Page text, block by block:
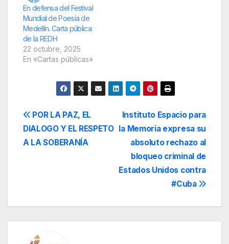
En defensa del Festival
Mundial de Poesía de
Medellín. Carta pública
de la REDH
22 octubre, 2025
En «Cartas públicas»
Navegación
de
Instituto Espacio para
la Memoria expresa su
absoluto rechazo al
bloqueo criminal de
Estados Unidos contra
#Cuba
POR LA PAZ, EL
DIALOGO Y EL RESPETO
A LA SOBERANÍA